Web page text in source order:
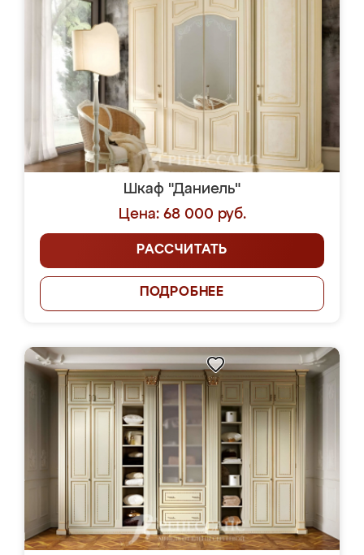
Шкаф "Даниель"
Цена: 68 000 руб.
РАССЧИТАТЬ
ПОДРОБНЕЕ